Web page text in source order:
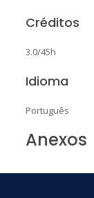
Créditos
3.0/45h
Idioma
Português
Anexos